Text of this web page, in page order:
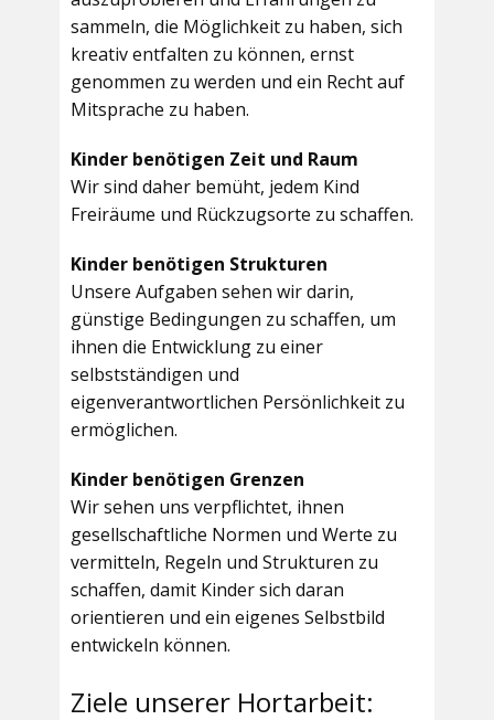
sammeln, die Möglichkeit zu haben, sich
kreativ entfalten zu können, ernst
genommen zu werden und ein Recht auf
Mitsprache zu haben.
Kinder benötigen Zeit und Raum
Wir sind daher bemüht, jedem Kind
Freiräume und Rückzugsorte zu schaffen.
Kinder benötigen Strukturen
Unsere Aufgaben sehen wir darin,
günstige Bedingungen zu schaffen, um
ihnen die Entwicklung zu einer
selbstständigen und
eigenverantwortlichen Persönlichkeit zu
ermöglichen.
Kinder benötigen Grenzen
Wir sehen uns verpflichtet, ihnen
gesellschaftliche Normen und Werte zu
vermitteln, Regeln und Strukturen zu
schaffen, damit Kinder sich daran
orientieren und ein eigenes Selbstbild
entwickeln können.
Ziele unserer Hortarbeit: